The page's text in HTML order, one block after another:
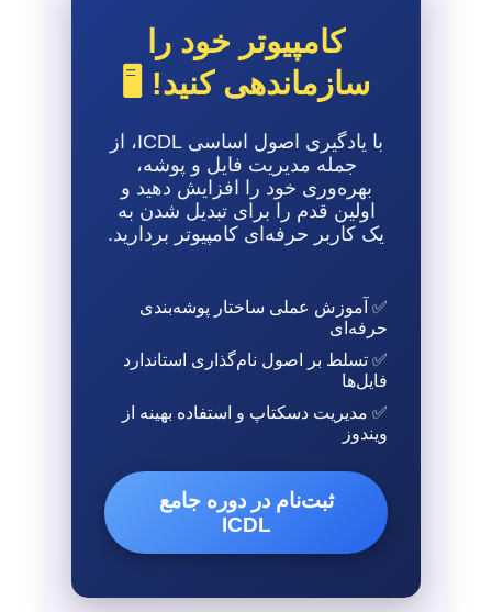
کامپیوتر خود را
سازماندهی کنید! 🖥️
با یادگیری اصول اساسی ICDL، از
جمله مدیریت فایل و پوشه،
بهره‌وری خود را افزایش دهید و
اولین قدم را برای تبدیل شدن به
یک کاربر حرفه‌ای کامپیوتر بردارید.
✅ آموزش عملی ساختار پوشه‌بندی
حرفه‌ای
✅ تسلط بر اصول نام‌گذاری استاندارد
فایل‌ها
✅ مدیریت دسکتاپ و استفاده بهینه از
ویندوز
ثبت‌نام در دوره جامع
ICDL